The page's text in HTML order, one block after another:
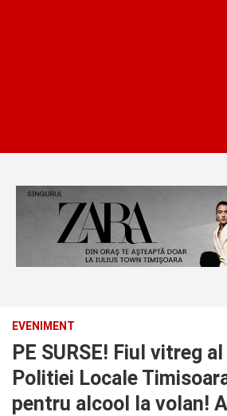
EVENIMENT
PE SURSE! Fiul vitreg
Politiei Locale
pentru alcool la volan!